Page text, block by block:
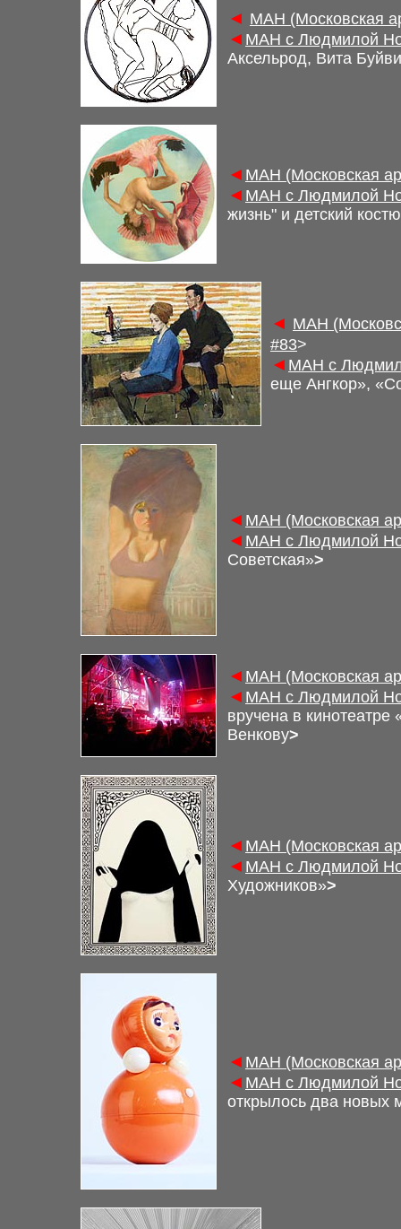
◄ МАН (Московская
◄ МАН с Людмилой
Аксельрод, Вита
◄ МАН (Московская
◄ МАН с Людмилой
жизнь" и детский
◄ МАН
#83>
◄ МАН с
еще Ангкор»,
◄ МАН (Московская
◄ МАН с Людмилой
Советская»>
◄ МАН (Московская
◄ МАН с Людмилой
вручена в
Венкову>
◄ МАН (Московская
◄ МАН с Людмилой
Художников»>
◄ МАН (Московская
◄ МАН с Людмилой
открылось два новых